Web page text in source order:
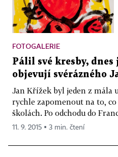
FOTOGALERIE
Pálil své kresby, dnes
objevují svérázného
Jan Křížek byl jeden z mála
rychle zapomenout na to,
školách. Po odchodu do
11. 9. 2015 ▪ 3 min. čtení